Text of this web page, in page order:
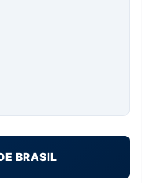
BRASIL